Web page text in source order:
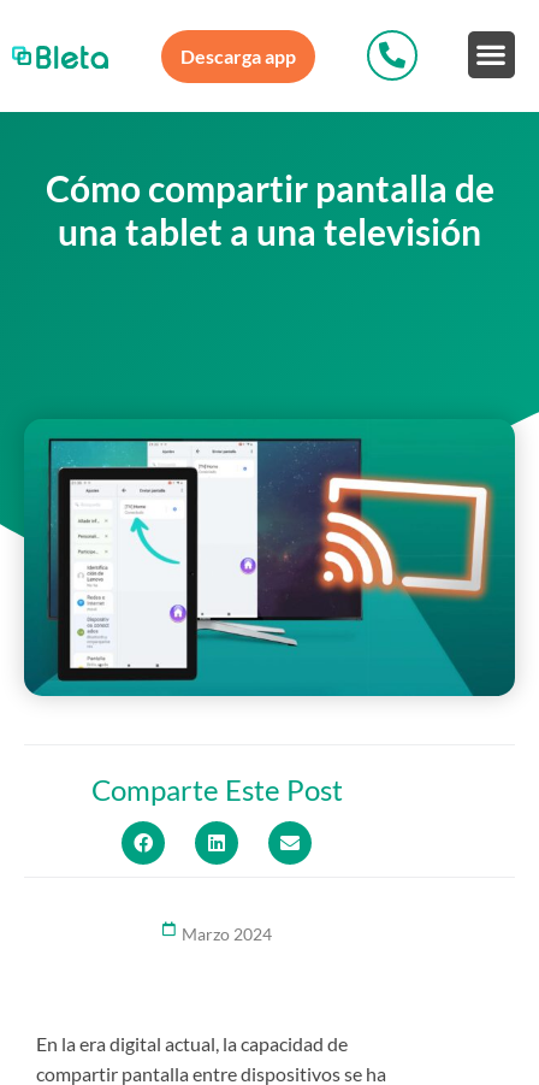
Descarga app
Cómo compartir pantalla de
una tablet a una televisión
Comparte Este Post
Marzo 2024
En la era digital actual, la capacidad de
compartir pantalla entre dispositivos se ha